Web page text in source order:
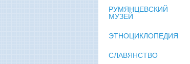
РУМЯНЦЕВСКИЙ
МУЗЕЙ
ЭТНОЦИКЛОПЕДИЯ
СЛАВЯНСТВО